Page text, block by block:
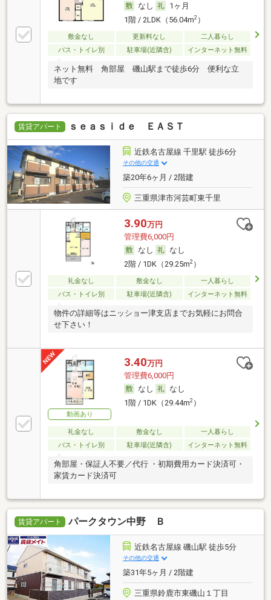
なし
1ヶ月
1階 / 2LDK（56.04m2）
敷金なし 更新料なし
二人暮らし
バス・トイレ別
駐車場(近隣含) インターネット無料
ネット無料 角部屋 磯山駅まで徒歩6分 便利な立
地です
賃貸アパート ｓｅａｓｉｄｅ ＥＡＳＴ
近鉄名古屋線 千里駅 徒歩6分
その他の交通
築20年6ヶ月 / 2階建
三重県津市河芸町東千里
3.90万円
管理費6,000円
なし
なし
2階 / 1DK（29.25m2）
礼金なし 敷金なし
一人暮らし
バス・トイレ別
駐車場(近隣含) インターネット無料
物件の詳細等はニッショー津支店までお気軽にお問合
せ下さい！
動画あり
3.40万円
管理費6,000円
なし
なし
1階 / 1DK（29.44m2）
礼金なし 敷金なし
一人暮らし
バス・トイレ別
駐車場(近隣含) インターネット無料
角部屋・保証人不要／代行 ・初期費用カード決済可・
家賃カード決済可
賃貸アパート パークタウン中野 Ｂ
近鉄名古屋線 磯山駅 徒歩5分
その他の交通
築31年5ヶ月 / 2階建
三重県鈴鹿市東磯山１丁目